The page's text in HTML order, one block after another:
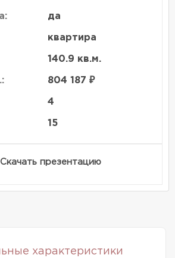
да
квартира
140.9 кв.м.
804 187 ₽
4
15
Скачать презентацию
характеристики